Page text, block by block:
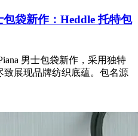
袋新作：Heddle 托特包
男士包袋新作，采用独特
致展现品牌纺织底蕴。包名源